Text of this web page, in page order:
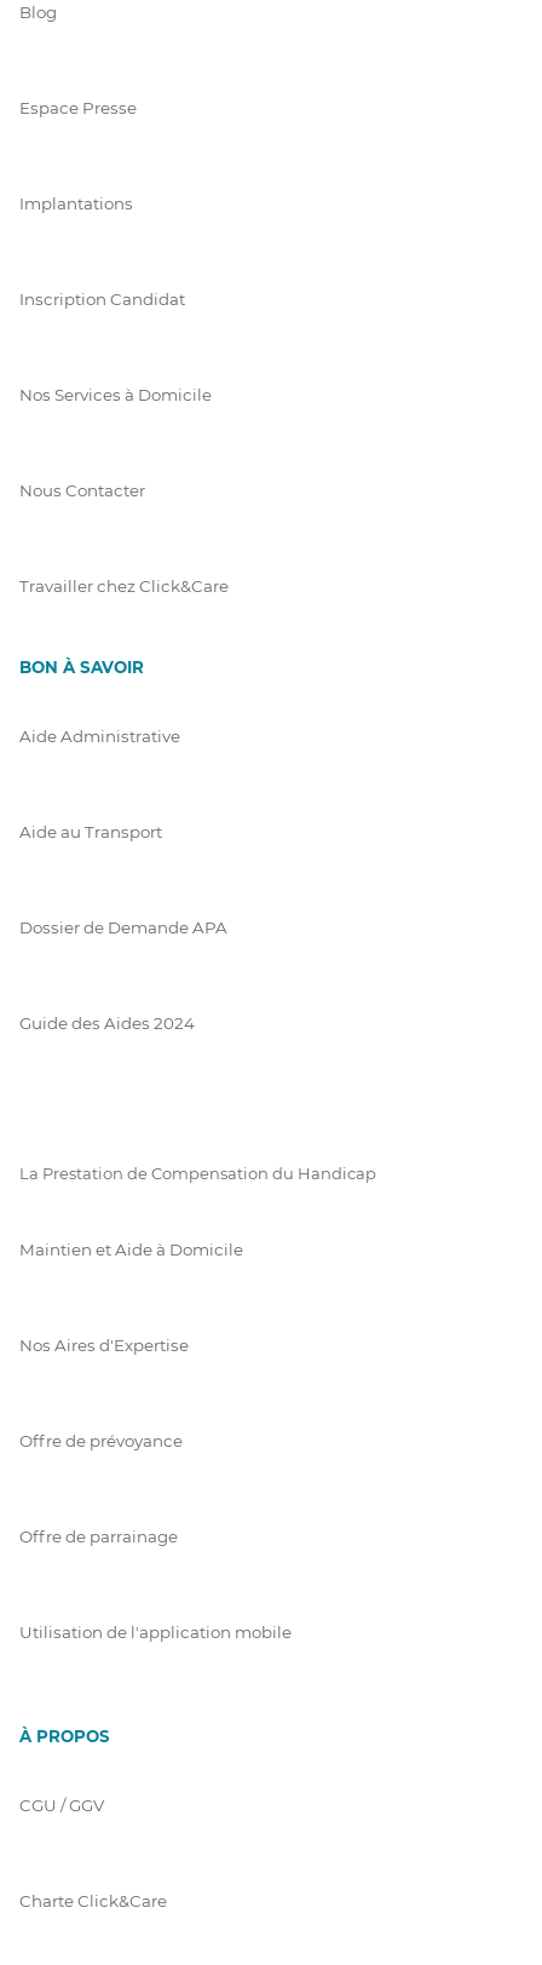
Blog
Espace Presse
Implantations
Inscription Candidat
Nos Services à Domicile
Nous Contacter
Travailler chez Click&Care
BON À SAVOIR
Aide Administrative
Aide au Transport
Dossier de Demande APA
Guide des Aides 2024
La Prestation de Compensation du Handicap
Maintien et Aide à Domicile
Nos Aires d'Expertise
Offre de prévoyance
Offre de parrainage
Utilisation de l'application mobile
À PROPOS
CGU / GGV
Charte Click&Care